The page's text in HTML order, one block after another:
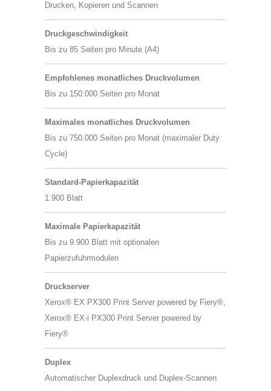
Drucken, Kopieren und Scannen
Druckgeschwindigkeit
Bis zu 85 Seiten pro Minute (A4)
Empfohlenes monatliches Druckvolumen
Bis zu 150.000 Seiten pro Monat
Maximales monatliches Druckvolumen
Bis zu 750.000 Seiten pro Monat (maximaler Duty
Cycle)
Standard-Papierkapazität
1.900 Blatt
Maximale Papierkapazität
Bis zu 9.900 Blatt mit optionalen
Papierzufuhrmodulen
Druckserver
Xerox® EX PX300 Print Server powered by Fiery®,
Xerox® EX-i PX300 Print Server powered by
Fiery®
Duplex
Automatischer Duplexdruck und Duplex-Scannen